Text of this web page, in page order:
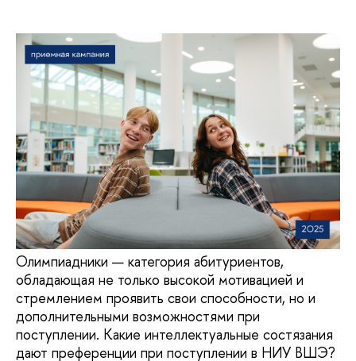
Олимпиадники — категория абитуриентов,
обладающая не только высокой мотивацией и
стремлением проявить свои способности, но и
дополнительными возможностями при
поступлении. Какие интеллектуальные состязания
дают преференции при поступлении в НИУ ВШЭ?